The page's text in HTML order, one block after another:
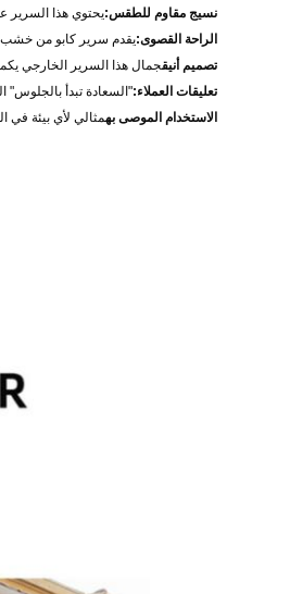
نسيج مقاوم للطقس:يحتوي هذا السرير
الراحة القصوى:يقدم سرير كابو من خشب
تصميم أنيقجمال هذا السرير الخارجي
تعليقات العملاء:"السعادة تبدأ بالجلوس"
الاستخدام الموصى بهمثالي لأي بيئة في